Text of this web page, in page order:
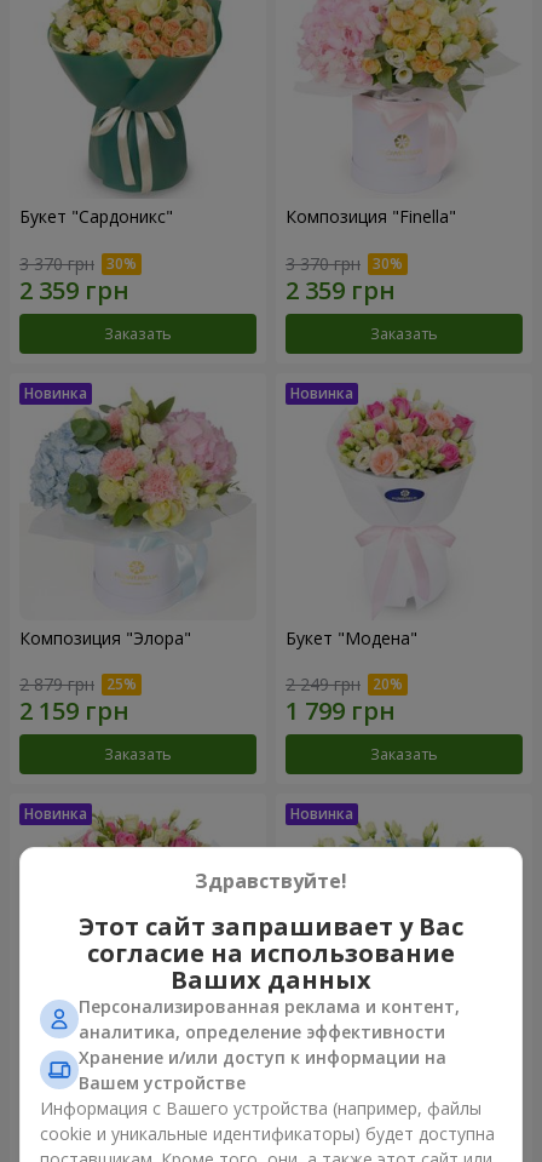
Букет "Сардоникс"
3 370 грн
Заказать
Композиция "Finella"
3 370 грн
Заказать
Композиция "Элора"
2 879 грн
Заказать
Букет "Модена"
2 249 грн
Заказать
Букет "Piedmont"
5 012 грн
Композиция "Сильвия"
3 713 грн
Здравствуйте!
Этот сайт запрашивает у Вас
согласие на использование
Ваших данных
Персонализированная реклама и контент,
аналитика, определение эффективности
Хранение и/или доступ к информации на
Вашем устройстве
Информация с Вашего устройства (например, файлы
cookie и уникальные идентификаторы) будет доступна